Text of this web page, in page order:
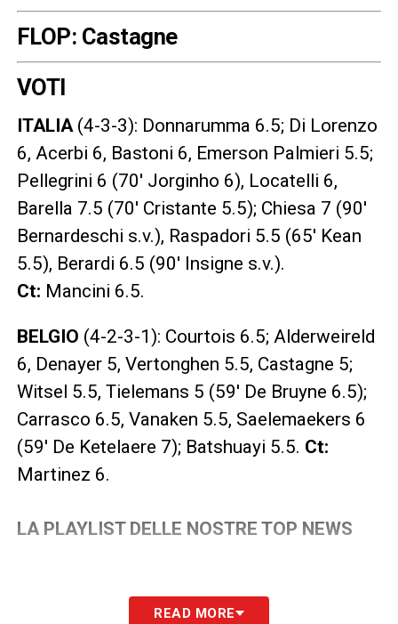
FLOP: Castagne
VOTI
ITALIA(4-3-3): Donnarumma 6.5; Di Lorenzo
6, Acerbi 6, Bastoni 6, Emerson Palmieri 5.5;
Pellegrini 6 (70′ Jorginho 6), Locatelli 6,
Barella 7.5 (70′ Cristante 5.5); Chiesa 7 (90′
Bernardeschi s.v.), Raspadori 5.5 (65′ Kean
5.5), Berardi 6.5 (90′ Insigne s.v.).
Ct: Mancini 6.5.
BELGIO (4-2-3-1): Courtois 6.5; Alderweireld
6, Denayer 5, Vertonghen 5.5, Castagne 5;
Witsel 5.5, Tielemans 5 (59′ De Bruyne 6.5);
Carrasco 6.5, Vanaken 5.5, Saelemaekers 6
(59′ De Ketelaere 7); Batshuayi 5.5. Ct:
Martinez 6.
LA PLAYLIST DELLE NOSTRE TOP NEWS
READ MORE